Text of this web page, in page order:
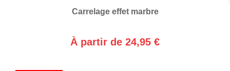
Carrelage effet marbre
À partir de 24,95 €